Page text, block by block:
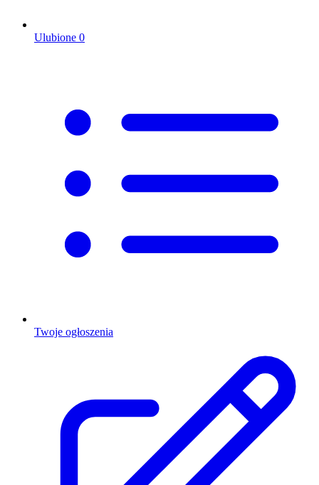
Ulubione 0
Twoje ogłoszenia